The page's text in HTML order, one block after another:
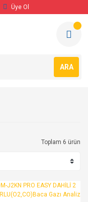
Üye Ol
ARA
Toplam 6 ürün